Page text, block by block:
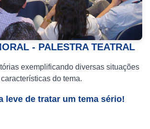
- PALESTRA TEATRAL
exemplificando diversas situações
características do tema.
leve de tratar um tema sério!